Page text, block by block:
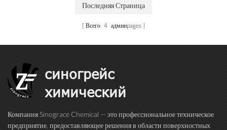
Последняя Страница
Всего 4 админpages
синогрейс
химический
Компания Sinograce Chemical — это профессиональное техническое
предприятие, предоставляющее решения в области поверхностных